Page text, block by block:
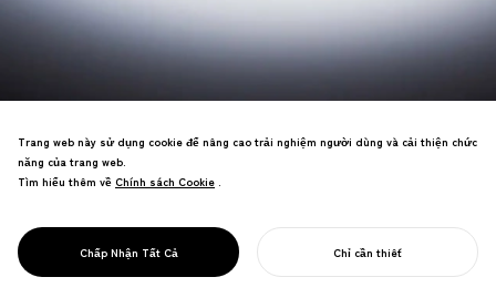
PROJECT
RE.ING
多様な関係性を祝福するジュエリーブラン
ド。4種のリングで様々な絆を表現。
Trang web này sử dụng cookie để nâng cao trải nghiệm người dùng và cải thiện chức
năng của trang web.
Tìm hiểu thêm về Chính sách Cookie
Chính sách Cookie .
Chấp Nhận Tất Cả Chỉ cần thiết